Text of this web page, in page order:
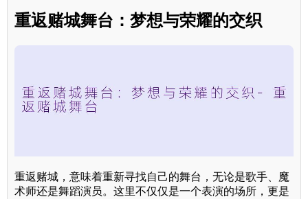
重返赌城舞台：梦想与荣耀的交织
重返赌城，意味着重新寻找自己的舞台，无论是歌手、魔
术师还是舞蹈演员。这里不仅仅是一个表演的场所，更是